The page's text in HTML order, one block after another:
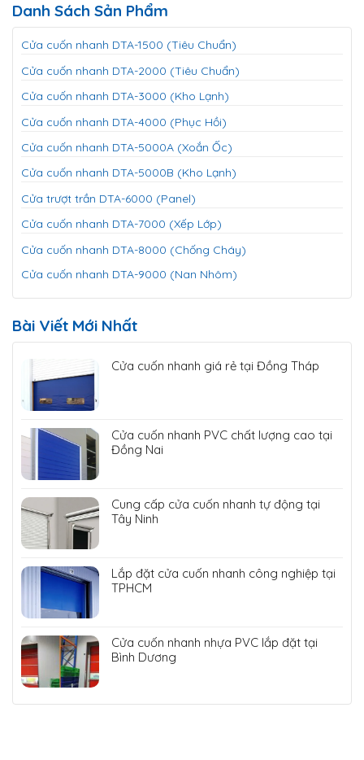
Danh Sách Sản Phẩm
Cửa cuốn nhanh DTA-1500 (Tiêu Chuẩn)
Cửa cuốn nhanh DTA-2000 (Tiêu Chuẩn)
Cửa cuốn nhanh DTA-3000 (Kho Lạnh)
Cửa cuốn nhanh DTA-4000 (Phục Hồi)
Cửa cuốn nhanh DTA-5000A (Xoắn Ốc)
Cửa cuốn nhanh DTA-5000B (Kho Lạnh)
Cửa trượt trần DTA-6000 (Panel)
Cửa cuốn nhanh DTA-7000 (Xếp Lớp)
Cửa cuốn nhanh DTA-8000 (Chống Cháy)
Cửa cuốn nhanh DTA-9000 (Nan Nhôm)
Bài Viết Mới Nhất
Cửa cuốn nhanh giá rẻ tại Đồng Tháp
Cửa cuốn nhanh PVC chất lượng cao tại
Đồng Nai
Cung cấp cửa cuốn nhanh tự động tại
Tây Ninh
Lắp đặt cửa cuốn nhanh công nghiệp tại
TPHCM
Cửa cuốn nhanh nhựa PVC lắp đặt tại
Bình Dương